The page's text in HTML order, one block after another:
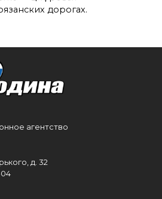
дорогах.
агентство
д. 32